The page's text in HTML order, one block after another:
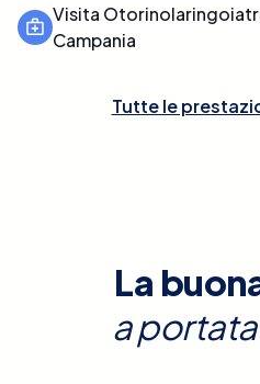
Visita
Campania
Tutte le
La
a